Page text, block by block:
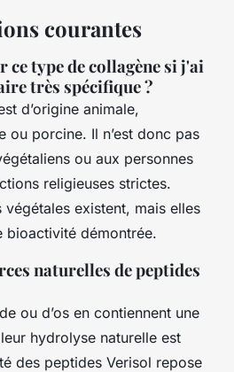
courantes
ce type de collagène si j'ai
très spécifique ?
d’origine animale,
ou porcine. Il n’est donc pas
ou aux personnes
religieuses strictes.
végétales existent, mais elles
bioactivité démontrée.
naturelles de peptides
ou d’os en contiennent une
hydrolyse naturelle est
des peptides Verisol repose